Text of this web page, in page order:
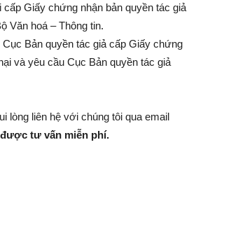
Giấy chứng nhận bản quyền tác giả
Văn hoá – Thông tin.
Bản quyền tác giả cấp Giấy chứng
và yêu cầu Cục Bản quyền tác giả
lòng liên hệ với chúng tôi qua email
tư vấn miễn phí.